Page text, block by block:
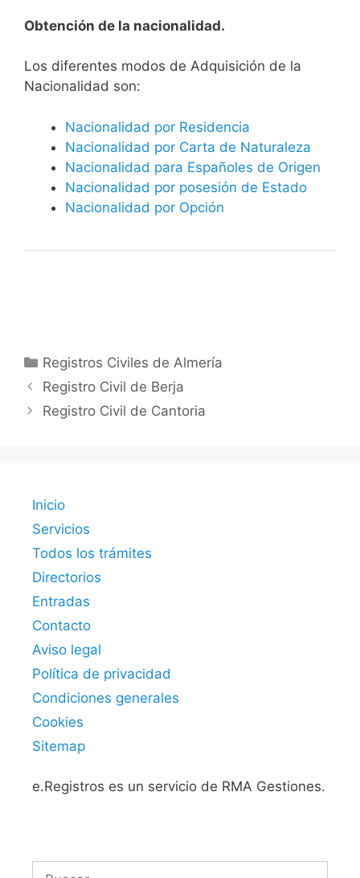
Obtención de la nacionalidad.
​​​Los diferentes modos de Adquisición de la
Nacionalidad son:
Nacionalidad por Residencia
Nacionalidad por Carta de Naturaleza
Nacionalidad para Españoles de Origen
Nacionalidad por posesión de Estado
Nacionalidad por Opción
Categorías
Registros Civiles de Almería
Registro Civil de Berja
Registro Civil de Cantoria
Inicio
Servicios
Todos los trámites
Directorios
Entradas
Contacto
Aviso legal
Política de privacidad
Condiciones generales
Cookies
Sitemap
e.Registros es un servicio de RMA Gestiones.
Buscar: